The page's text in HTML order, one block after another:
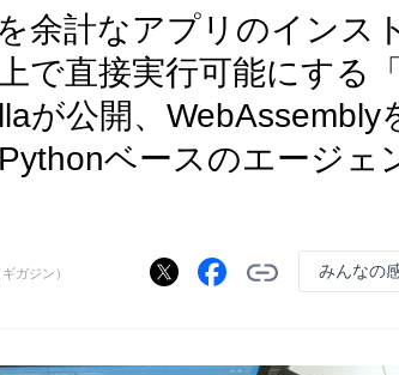
余計なアプリのインス
で直接実行可能にする
が公開、WebAssembly
ベースのエージェ
ガジン） みんなの